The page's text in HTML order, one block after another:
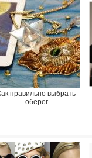
правильно выбрать
оберег